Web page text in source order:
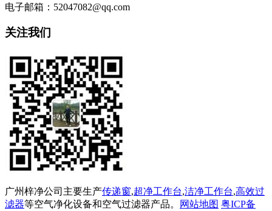
电子邮箱：52047082@qq.com
关注我们
广州梓净公司主要生产传递窗,超净工作台,洁净工作台,高效过
滤器等空气净化设备和空气过滤器产品。 网站地图 粤ICP备